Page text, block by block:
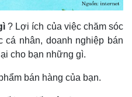
? Lợi ích của việc chăm sóc
nhân, doanh nghiệp bán
cho bạn những gì.
bán hàng của bạn.